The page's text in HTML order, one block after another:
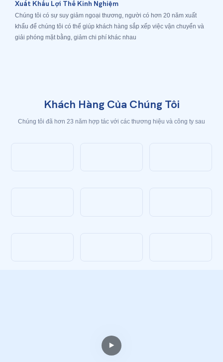
Xuất Khẩu Lợi Thế Kinh Nghiệm
Chúng tôi có sự suy giảm ngoại thương, người có hơn 20 năm xuất
khẩu để chúng tôi có thể giúp khách hàng sắp xếp việc vận chuyển và
giải phóng mặt bằng, giảm chi phí khác nhau
Khách Hàng Của Chúng Tôi
Chúng tôi đã hơn 23 năm hợp tác với các thương hiệu và công ty sau